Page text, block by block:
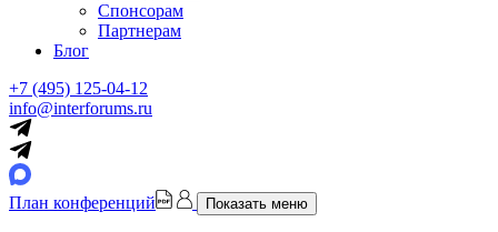
Спонсорам
Партнерам
Блог
+7 (495) 125-04-12
info@interforums.ru
План конференций Показать меню